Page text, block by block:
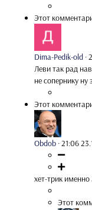
Этот
Dima-Pedik-old ·
Леви так рад
не сопернику ну
Этот
Obdob ·21:06
хет-трик
Этот